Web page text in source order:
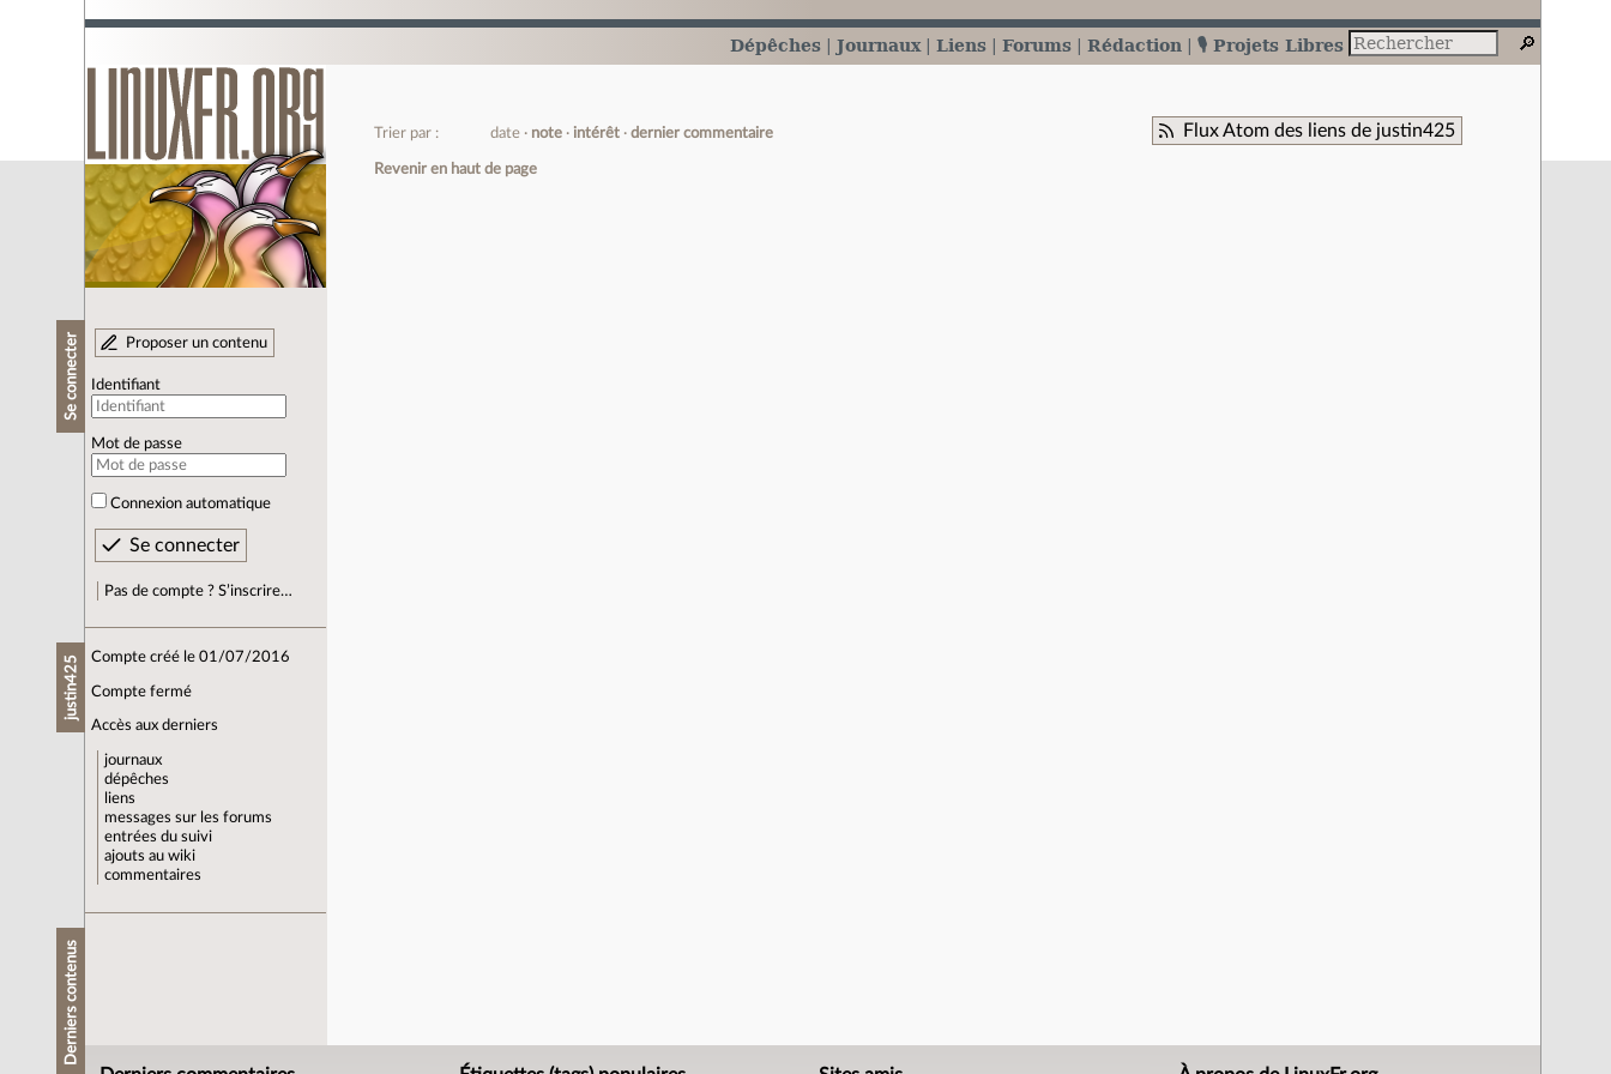
Dépêches Journaux Liens Forums Rédaction 🎙️ Projets Libres
Se connecter Proposer un contenu
Identifiant
Mot de passe
Connexion automatique
Pas de compte ? S’inscrire…
justin425 Compte créé le 01/07/2016
Compte fermé
Accès aux derniers
journaux
dépêches
liens
messages sur les forums
entrées du suivi
ajouts au wiki
commentaires
Derniers contenus
Flux Atom des liens de justin425
Trier par : date note intérêt dernier commentaire
Revenir en haut de page